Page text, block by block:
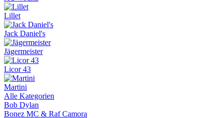
Lillet
Jack Daniel's
Jägermeister
Licor 43
Martini
Alle Kategorien
Bob Dylan
Bonez MC & Raf Camora